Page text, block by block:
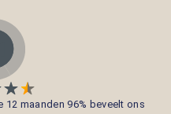
maanden 96% beveelt ons